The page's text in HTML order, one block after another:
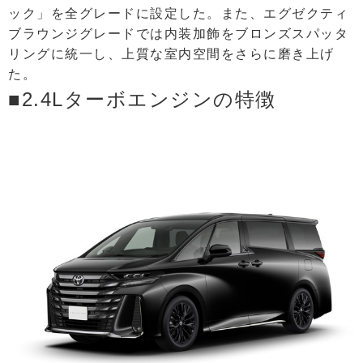
ック」を全グレードに設定した。また、エグゼクティ
ブラウンジグレードでは内装加飾をブロンズスパッタ
リングに統一し、上質な室内空間をさらに磨き上げ
た。
■2.4Lターボエンジンの特徴